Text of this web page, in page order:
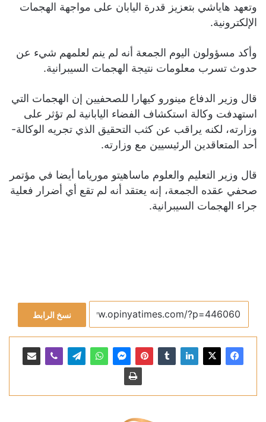
وتعهد هاياشي بتعزيز قدرة اليابان على مواجهة الهجمات
الإلكترونية.
وأكد مسؤولون اليوم الجمعة أنه لم ينم لعلمهم شيء عن
حدوث تسرب معلومات نتيجة الهجمات السيبرانية.
قال وزير الدفاع مينورو كيهارا للصحفيين إن الهجمات التي
استهدفت وكالة استكشاف الفضاء اليابانية لم تؤثر على
وزارته، لكنه يراقب عن كثب التحقيق الذي تجريه الوكالة-
أحد المتعاقدين الرئيسيين مع وزارته.
قال وزير التعليم والعلوم ماساهيتو مورياما أيضا في مؤتمر
صحفي عقده الجمعة، إنه يعتقد أنه لم تقع أي أضرار فعلية
جراء الهجمات السيبرانية.
نسخ الرابط